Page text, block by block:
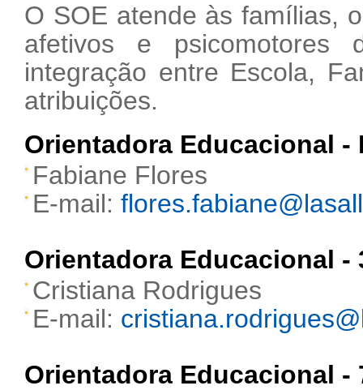
O SOE atende às famílias,
afetivos e psicomotores
integração entre Escola,
atribuições.
Orientadora Educacional -
Fabiane Flores
E-mail:
Orientadora Educacional -
Cristiana Rodrigues
E-mail:
Orientadora Educacional -